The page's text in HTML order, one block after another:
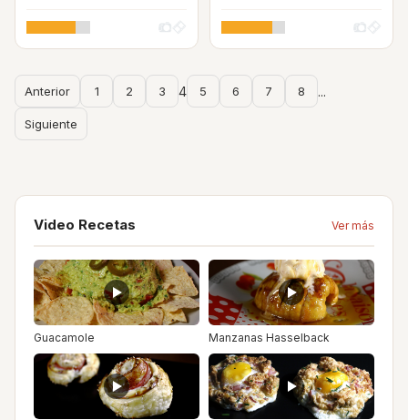
Anterior 1 2 3 4 5 6 7 8 ...
Siguiente
Video Recetas Ver más
Guacamole Manzanas Hasselback